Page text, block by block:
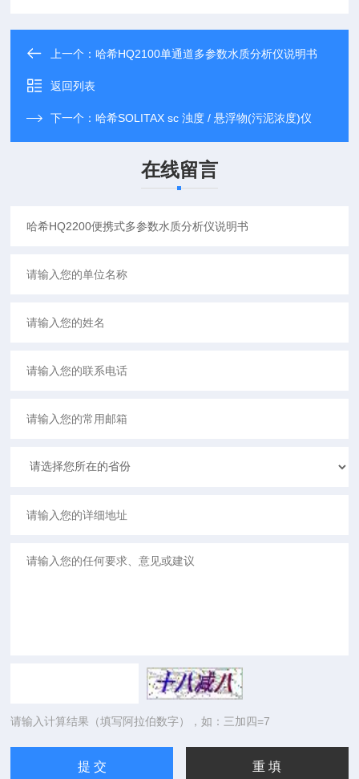
上一个：哈希HQ2100单通道多参数水质分析仪说明书
返回列表
下一个：哈希SOLITAX sc 浊度 / 悬浮物(污泥浓度)仪
在线留言
请输入计算结果（填写阿拉伯数字），如：三加四=7